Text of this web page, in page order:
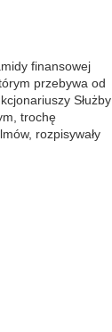
finansowej
przebywa od
Służby
trochę
rozpisywały